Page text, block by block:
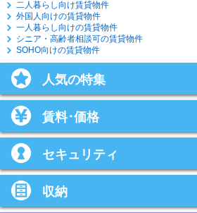
二人暮らし向け賃貸物件
外国人向けの賃貸物件
一人暮らし向けの賃貸物件
シニア・高齢者相談可の賃貸物件
SOHO向けの賃貸物件
人気の特集
賃料･価格
セキュリティ
収納